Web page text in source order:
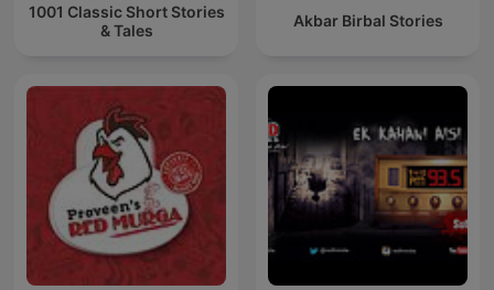
1001 Classic Short Stories
& Tales
Akbar Birbal Stories